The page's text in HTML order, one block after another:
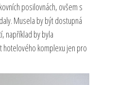
posilovnách, ovšem s
Musela by být dostupná
například by byla
hotelového komplexu jen pro